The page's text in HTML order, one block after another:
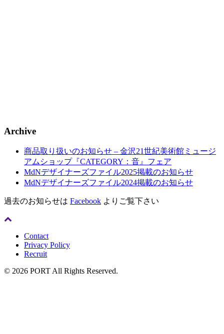
Archive
商品取り扱いのお知らせ – 金沢21世紀美術館ミュージ
アムショップ『CATEGORY：音』フェア
MdNデザイナーズファイル2025掲載のお知らせ
MdNデザイナーズファイル2024掲載のお知らせ
過去のお知らせは Facebook よりご覧下さい
Contact
Privacy Policy
Recruit
© 2026 PORT All Rights Reserved.